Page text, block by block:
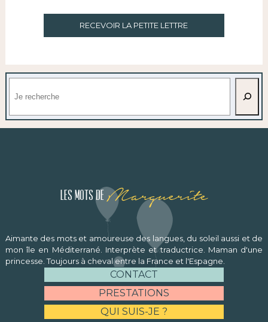
RECEVOIR LA PETITE LETTRE
Les mots de Marguerite
Aimante des mots et amoureuse des langues, du soleil aussi et de
mon île en Méditerrané. Interprète et traductrice. Maman d'une
princesse. Toujours à cheval entre la France et l'Espagne.
CONTACT
PRESTATIONS
QUI SUIS-JE ?